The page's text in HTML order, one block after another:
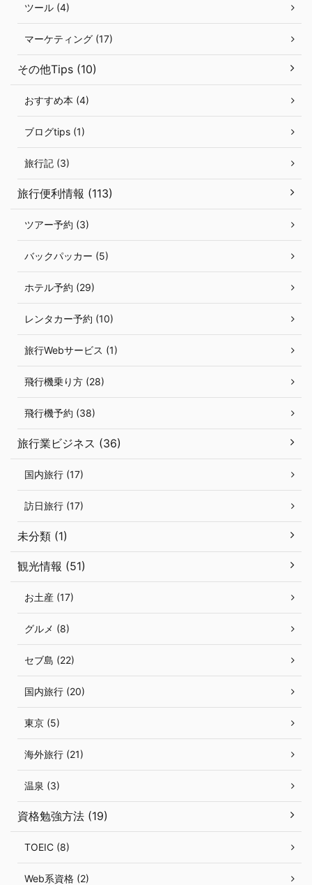
ツール (4)
マーケティング (17)
その他Tips (10)
おすすめ本 (4)
ブログtips (1)
旅行記 (3)
旅行便利情報 (113)
ツアー予約 (3)
バックパッカー (5)
ホテル予約 (29)
レンタカー予約 (10)
旅行Webサービス (1)
飛行機乗り方 (28)
飛行機予約 (38)
旅行業ビジネス (36)
国内旅行 (17)
訪日旅行 (17)
未分類 (1)
観光情報 (51)
お土産 (17)
グルメ (8)
セブ島 (22)
国内旅行 (20)
東京 (5)
海外旅行 (21)
温泉 (3)
資格勉強方法 (19)
TOEIC (8)
Web系資格 (2)